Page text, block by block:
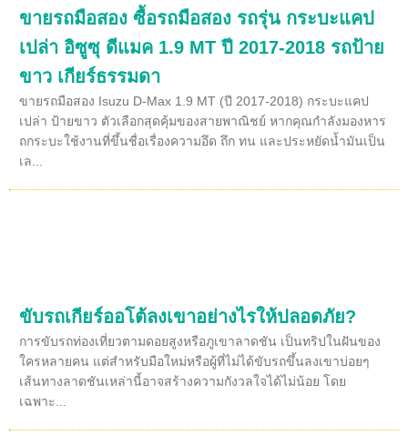
ขายรถมือสอง ซื้อรถมือสอง รถรุ่น กระบะแคป
เปล่า อิซูซุ ดีแมค 1.9 MT ปี 2017-2018 รถป้าย
ขาว เกียร์ธรรมดา
ขายรถมือสอง Isuzu D-Max 1.9 MT (ปี 2017-2018) กระบะแคป
เปล่า ป้ายขาว ตัวเลือกสุดคุ้มของสายพาณิชย์ หากคุณกำลังมองหาร
ถกระบะใช้งานที่ขึ้นชื่อเรื่องความอึด ถึก ทน และประหยัดน้ำมันเป็น
เล...
ขับรถเกียร์ออโต้ลงเขาอย่างไรให้ปลอดภัย?
การขับรถท่องเที่ยวตามดอยสูงหรือภูเขาลาดชัน เป็นทริปในฝันของ
ใครหลายคน แต่สำหรับมือใหม่หรือผู้ที่ไม่ได้ขับรถขึ้นลงเขาบ่อยๆ
เส้นทางลาดชันเหล่านี้อาจสร้างความกังวลใจได้ไม่น้อย โดย
เฉพาะ...